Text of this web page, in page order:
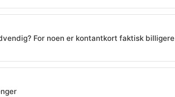
For noen er kontantkort faktisk billigere